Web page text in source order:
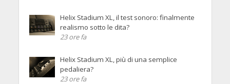
Helix Stadium XL, il test sonoro: finalmente
realismo sotto le dita?
23 ore fa
Helix Stadium XL, più di una semplice
pedaliera?
23 ore fa